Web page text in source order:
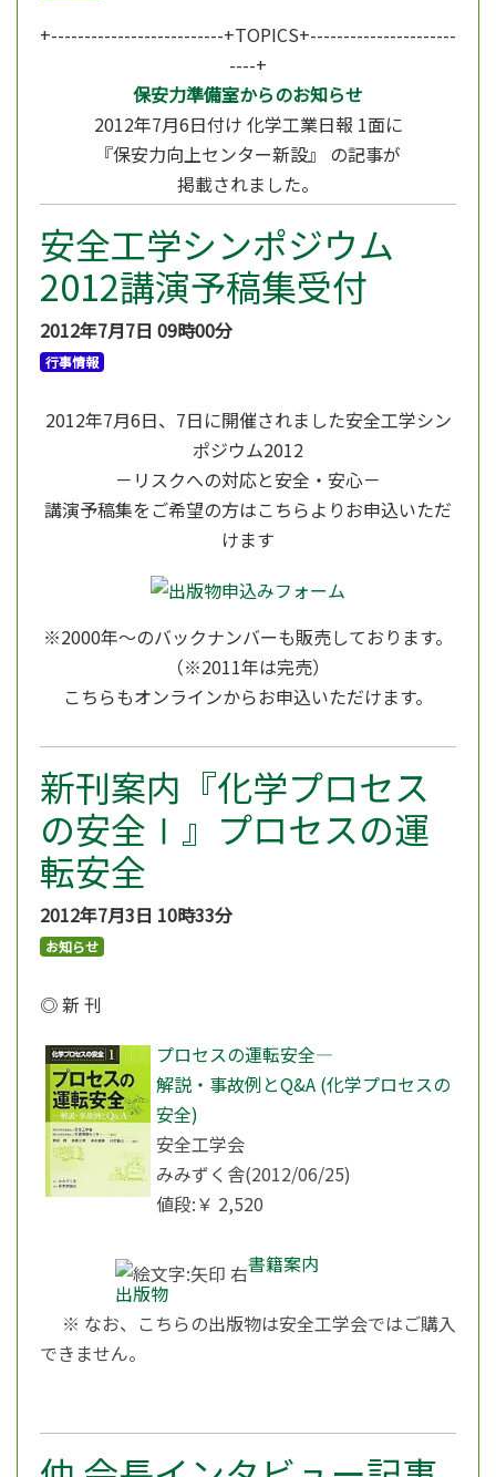
+--------------------------+TOPICS+----------------------
----+
保安力準備室からのお知らせ
2012年7月6日付け 化学工業日報 1面に
『保安力向上センター新設』 の記事が
掲載されました。
安全工学シンポジウム
2012講演予稿集受付
2012年7月7日 09時00分
行事情報
2012年7月6日、7日に開催されました安全工学シン
ポジウム2012
－リスクへの対応と安全・安心－
講演予稿集をご希望の方はこちらよりお申込いただ
けます
※2000年～のバックナンバーも販売しております。
（※2011年は完売）
こちらもオンラインからお申込いただけます。
新刊案内『化学プロセス
の安全Ⅰ』プロセスの運
転安全
2012年7月3日 10時33分
お知らせ
◎ 新 刊
プロセスの運転安全―
解説・事故例とQ&A (化学プロセスの
安全)
安全工学会
みみずく舎(2012/06/25)
値段:￥ 2,520
書籍案内
出版物
※ なお、こちらの出版物は安全工学会ではご購入
できません。